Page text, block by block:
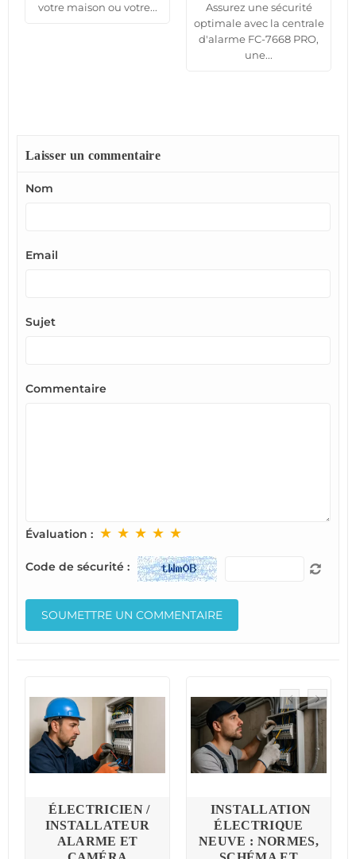
votre maison ou votre...
Assurez une sécurité
optimale avec la centrale
d'alarme FC-7668 PRO,
une...
Laisser un commentaire
Nom
Email
Sujet
Commentaire
Évaluation : ★ ★ ★ ★ ★
Code de sécurité :
ÉLECTRICIEN /
INSTALLATEUR
ALARME ET
INSTALLATION
ÉLECTRIQUE
NEUVE : NORMES,